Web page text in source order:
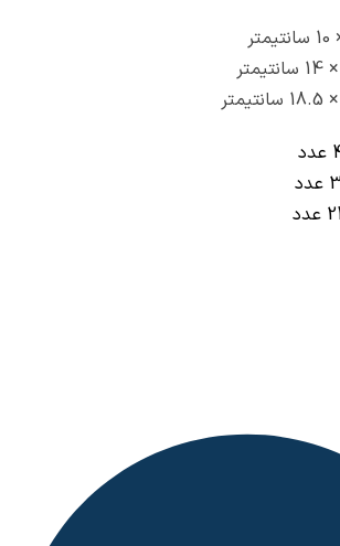
عدد